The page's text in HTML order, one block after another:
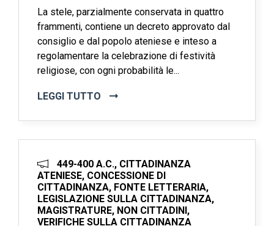
La stele, parzialmente conservata in quattro
frammenti, contiene un decreto approvato dal
consiglio e dal popolo ateniese e inteso a
regolamentare la celebrazione di festività
religiose, con ogni probabilità le...
LEGGI TUTTO
449-400 A.C., CITTADINANZA
ATENIESE, CONCESSIONE DI
CITTADINANZA, FONTE LETTERARIA,
LEGISLAZIONE SULLA CITTADINANZA,
MAGISTRATURE, NON CITTADINI,
VERIFICHE SULLA CITTADINANZA